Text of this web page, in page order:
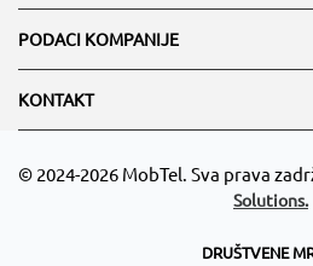
PODACI KOMPANIJE
KONTAKT
© 2024-2026 MobTel. Sva prava
Solutions.
DRUŠTVENE